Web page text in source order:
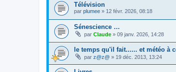
Télévision
par plumee » 12 févr. 2026, 08:18
Sénescience …
par Claude » 09 janv. 2026, 14:28
le temps qu'il fait...... et météo à
par z@z@ » 19 déc. 2013, 13:24